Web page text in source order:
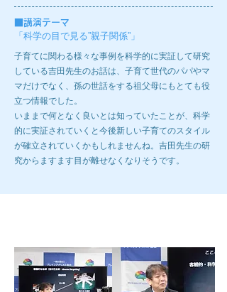
講演テーマ
「科学の目で見る”親子関係”」
子育てに関わる様々な事例を科学的に実証して研究
している吉田先生のお話は、子育て世代のパパやマ
マだけでなく、孫の世話をする祖父母にもとても役
立つ情報でした。
いままで何となく良いとは知っていたことが、科学
的に実証されていくと今後新しい子育てのスタイル
が確立されていくかもしれませんね。吉田先生の研
究からますます目が離せなくなりそうです。